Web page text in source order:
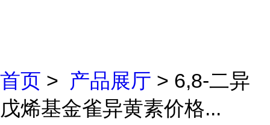
首页 > 产品展厅 > 6,8-二异
戊烯基金雀异黄素价格...